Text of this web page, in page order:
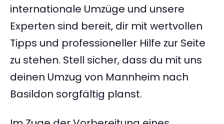
internationale Umzüge und unsere
Experten sind bereit, dir mit wertvollen
Tipps und professioneller Hilfe zur Seite
zu stehen. Stell sicher, dass du mit uns
deinen Umzug von Mannheim nach
Basildon sorgfältig planst.